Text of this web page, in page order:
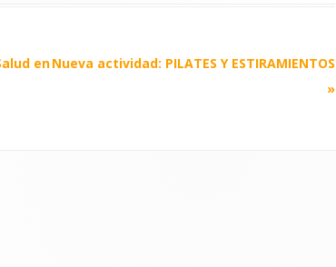
enNueva actividad: PILATES Y ESTIRAMIENTOS
»